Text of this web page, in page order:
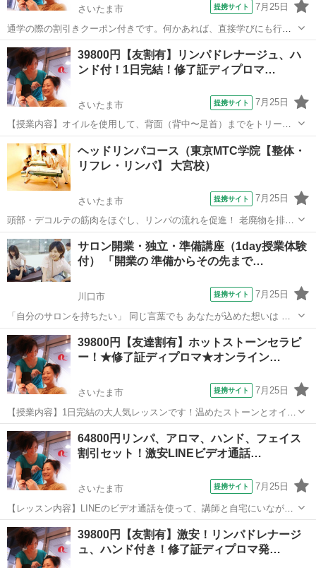
さいたま市 提携サイト 7月25日
通学の際の割引きクーポン付きです。何かあれば、直接学びにも行け
ますので、心強いと思います！初心者の方から、サロン経営者の方ま
で幅広くご活用頂ける内容になっています。また、新しく友達割引き
をスタートしました！不安でもお友達と受...
埼玉 さいたま市 マッサージ
39800円【友割有】リンパドレナージュ、ハ
ンド付！1日完結！修了証ディプロマ…
さいたま市 提携サイト 7月25日
【授業内容】オイルを使用して、背面（背中〜足首）までをトリート
メント致します。リンパ節に向かってリンパ液を流し込むテクニック
です。非常にソフトなので、とても気持ちよくて眠くなってしまいま
す。セットでハンドトリートメントもつい...
埼玉 さいたま市 マッサージ
ヘッドリンパコース（東京MTC学院【整体・
リフレ・リンパ】 大宮校）
さいたま市 提携サイト 7月25日
頭部・デコルテの筋肉をほぐし、リンパの流れを促進！ 老廃物を排出
しやすくすることで、肩こり・眼精疲労やフェイスラインのリフトア
ップにも効果◎スキルアップや集客アップにもおすすめのコースで
す。 ☆1クラス4名までの完全個別指...
埼玉 さいたま市 マッサージ
サロン開業・独立・準備講座（1day授業体験
付） 「開業の 準備からその先まで…
川口市 提携サイト 7月25日
「自分のサロンを持ちたい」 同じ言葉でも あなたが込めた想いは ほ
かの人とは違うはず どのくらいの規模で どんな人に施術をしたくて
どんな「ありがとう」を集めたくて どんな手技をするのが好きで あな
ただけのプランシート...
埼玉 川口市 マッサージ
39800円【友達割有】ホットストーンセラピ
ー！★修了証ディプロマ★オンライン…
さいたま市 提携サイト 7月25日
【授業内容】1日完結の大人気レッスンです！温めたストーンとオイル
を使用して、全身をトリートメント致します。うつぶせ、あお向けと
全身を行います。非常にソフトなテクニックなので、とても気持ちよ
くて眠くなってしまいます。温熱効果で...
埼玉 さいたま市 マッサージ
64800円リンパ、アロマ、ハンド、フェイス
割引セット！激安LINEビデオ通話…
さいたま市 提携サイト 7月25日
【レッスン内容】LINEのビデオ通話を使って、講師と自宅にいながら
リアルタイムでマンツーマンレッスンです。アロマオイルを使用し
て、リンパトリートメント（リンパドレナージュ）背面（背中〜足
首）＋アロマトリートメント（背中・デコ...
埼玉 さいたま市 マッサージ
39800円【友割有】激安！リンパドレナージ
ュ、ハンド付き！修了証ディプロマ発…